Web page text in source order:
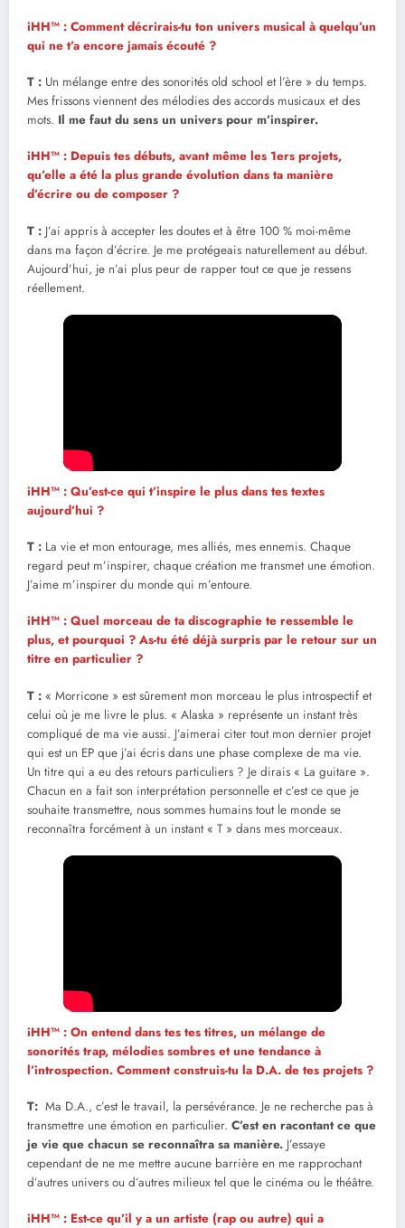
iHH™ : Comment décrirais-tu ton univers musical à quelqu’un
qui ne t’a encore jamais écouté ?
T : Un mélange entre des sonorités old school et l’ère » du temps.
Mes frissons viennent des mélodies des accords musicaux et des
mots. Il me faut du sens un univers pour m’inspirer.
iHH™ : Depuis tes débuts, avant même les 1ers projets,
qu’elle a été la plus grande évolution dans ta manière
d’écrire ou de composer ?
T : J’ai appris à accepter les doutes et à être 100 % moi-même
dans ma façon d’écrire. Je me protégeais naturellement au début.
Aujourd’hui, je n’ai plus peur de rapper tout ce que je ressens
réellement.
iHH™ : Qu’est-ce qui t’inspire le plus dans tes textes
aujourd’hui ?
T : La vie et mon entourage, mes alliés, mes ennemis. Chaque
regard peut m’inspirer, chaque création me transmet une émotion.
J’aime m’inspirer du monde qui m’entoure.
iHH™ : Quel morceau de ta discographie te ressemble le
plus, et pourquoi ? As-tu été déjà surpris par le retour sur un
titre en particulier ?
T : « Morricone » est sûrement mon morceau le plus introspectif et
celui où je me livre le plus. « Alaska » représente un instant très
compliqué de ma vie aussi. J’aimerai citer tout mon dernier projet
qui est un EP que j’ai écris dans une phase complexe de ma vie.
Un titre qui a eu des retours particuliers ? Je dirais « La guitare ».
Chacun en a fait son interprétation personnelle et c’est ce que je
souhaite transmettre, nous sommes humains tout le monde se
reconnaîtra forcément à un instant « T » dans mes morceaux.
iHH™ : On entend dans tes tes titres, un mélange de
sonorités trap, mélodies sombres et une tendance à
l’introspection. Comment construis-tu la D.A. de tes projets ?
T: Ma D.A., c’est le travail, la persévérance. Je ne recherche pas à
transmettre une émotion en particulier. C’est en racontant ce que
je vie que chacun se reconnaîtra sa manière. J’essaye
cependant de ne me mettre aucune barrière en me rapprochant
d’autres univers ou d’autres milieux tel que le cinéma ou le théâtre.
iHH™ : Est-ce qu’il y a un artiste (rap ou autre) qui a